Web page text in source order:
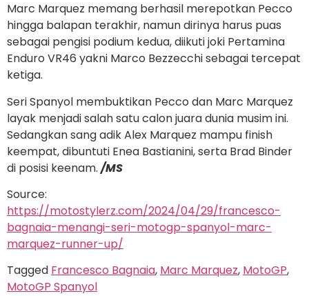
Marc Marquez memang berhasil merepotkan Pecco
hingga balapan terakhir, namun dirinya harus puas
sebagai pengisi podium kedua, diikuti joki Pertamina
Enduro VR46 yakni Marco Bezzecchi sebagai tercepat
ketiga.
Seri Spanyol membuktikan Pecco dan Marc Marquez
layak menjadi salah satu calon juara dunia musim ini.
Sedangkan sang adik Alex Marquez mampu finish
keempat, dibuntuti Enea Bastianini, serta Brad Binder
di posisi keenam. /MS
Source:
https://motostylerz.com/2024/04/29/francesco-
bagnaia-menangi-seri-motogp-spanyol-marc-
marquez-runner-up/
Tagged Francesco Bagnaia, Marc Marquez, MotoGP,
MotoGP Spanyol